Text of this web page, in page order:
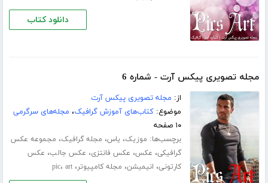
دانلود کتاب
مجله تصویری پیکس آرت - شماره 6
از: مجله تصویری پیکس آرت
موضوع:کتاب‌های آموزش گرافیک، مجله‌های سرگرمی
۱۰ صفحه
برچسب‌ها: موزیک، یاس، مجله گرافیک، مجموعه عکس
گرافیکی، عکس، عکس فانتزی، عکس جالب، عکس
کارتونی، انیمیشن، مجله کامپیوتر، pic، art